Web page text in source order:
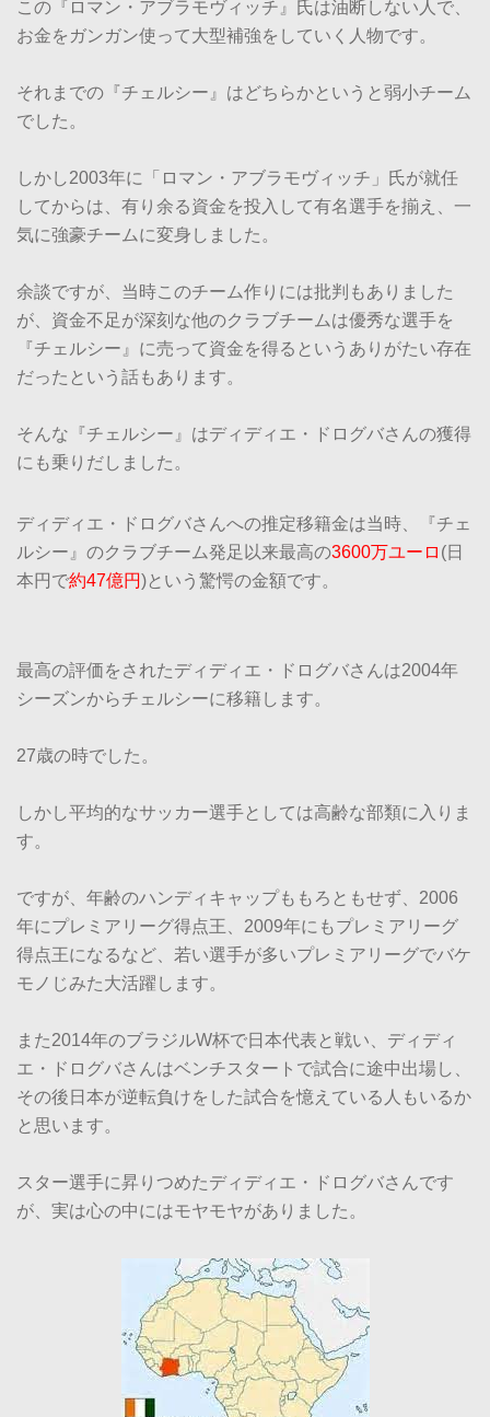
この『ロマン・アブラモヴィッチ』氏は油断しない人で、
お金をガンガン使って大型補強をしていく人物です。
それまでの『チェルシー』はどちらかというと弱小チーム
でした。
しかし2003年に「ロマン・アブラモヴィッチ」氏が就任
してからは、有り余る資金を投入して有名選手を揃え、一
気に強豪チームに変身しました。
余談ですが、当時このチーム作りには批判もありました
が、資金不足が深刻な他のクラブチームは優秀な選手を
『チェルシー』に売って資金を得るというありがたい存在
だったという話もあります。
そんな『チェルシー』はディディエ・ドログバさんの獲得
にも乗りだしました。
ディディエ・ドログバさんへの推定移籍金は当時、『チェ
ルシー』のクラブチーム発足以来最高の3600万ユーロ (日
本円で約47億円)という驚愕の金額です。
最高の評価をされたディディエ・ドログバさんは2004年
シーズンからチェルシーに移籍します。
27歳の時でした。
しかし平均的なサッカー選手としては高齢な部類に入りま
す。
ですが、年齢のハンディキャップももろともせず、2006
年にプレミアリーグ得点王、2009年にもプレミアリーグ
得点王になるなど、若い選手が多いプレミアリーグでバケ
モノじみた大活躍します。
また2014年のブラジルW杯で日本代表と戦い、ディディ
エ・ドログバさんはベンチスタートで試合に途中出場し、
その後日本が逆転負けをした試合を憶えている人もいるか
と思います。
スター選手に昇りつめたディディエ・ドログバさんです
が、実は心の中にはモヤモヤがありました。